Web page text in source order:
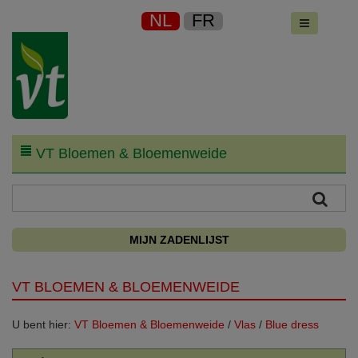
NL FR
VT Bloemen & Bloemenweide
MIJN ZADENLIJST
VT BLOEMEN & BLOEMENWEIDE
U bent hier: VT Bloemen & Bloemenweide / Vlas / Blue dress